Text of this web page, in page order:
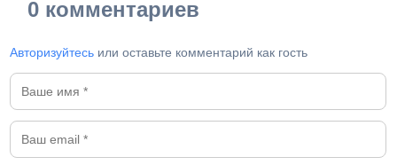
0 комментариев
Авторизуйтесь или оставьте комментарий как гость